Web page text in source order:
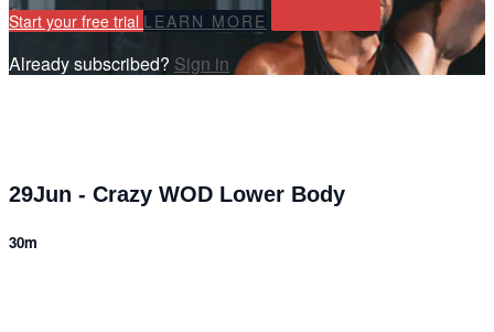
Start your free trial LEARN MORE
Already subscribed? Sign in
29Jun - Crazy WOD Lower Body
30m